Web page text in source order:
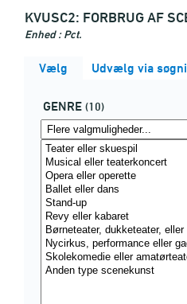
KVUSC2: FORBRUG AF
Enhed : Pct.
Vælg Udvælg via
GENRE (10)